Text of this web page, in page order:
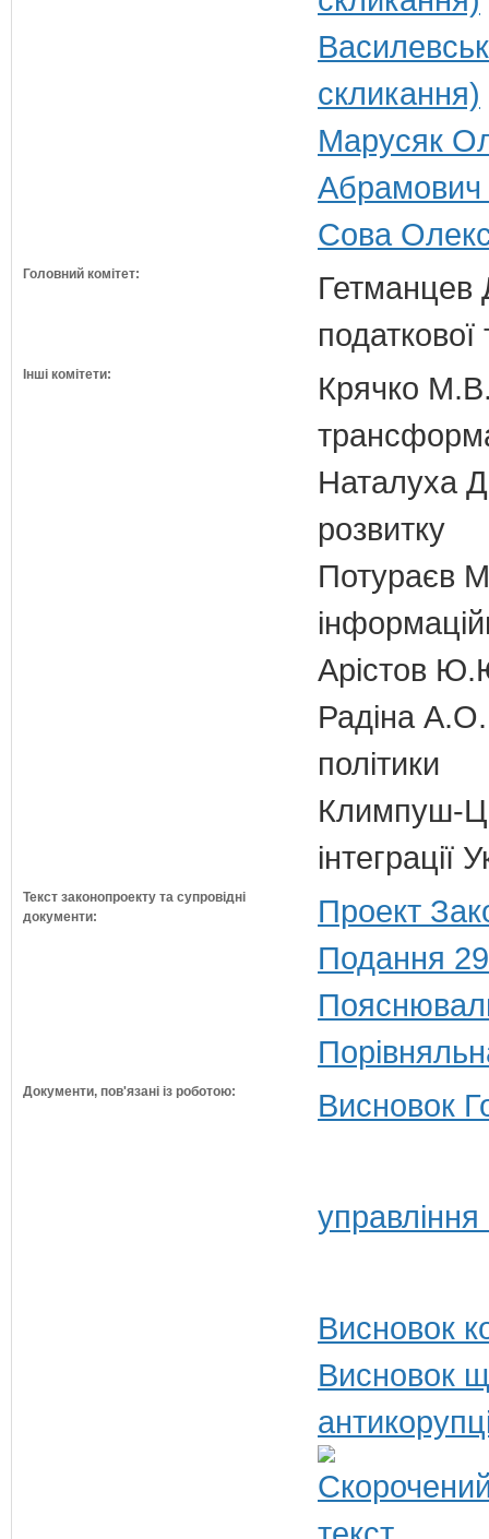
скликання)
Марусяк
Абрамович
Сова
Головний комітет:
Гетманцев
податкової
Інші комітети:
Крячко
Наталуха
розвитку
Потураєв
Арістов
Радіна А.О.
політики
Климпуш-
Текст законопроекту та супровідні
документи:
Проект
Подання
Документи, пов'язані із роботою: Висновок
Висновок
Висновок